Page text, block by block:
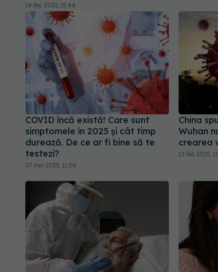
14 dec 2023, 15:44
COVID încă există! Care sunt
simptomele în 2025 și cât timp
durează. De ce ar fi bine să te
testezi?
07 mai 2025, 11:08
China
Wuhan
crearea
12 feb 2025,